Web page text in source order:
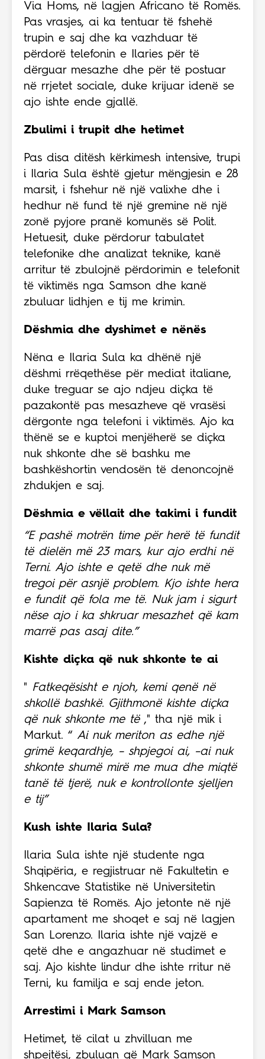
Via Homs, në lagjen Africano të Romës.
Pas vrasjes, ai ka tentuar të fshehë
trupin e saj dhe ka vazhduar të
përdorë telefonin e Ilaries për të
dërguar mesazhe dhe për të postuar
në rrjetet sociale, duke krijuar idenë se
ajo ishte ende gjallë.
Zbulimi i trupit dhe hetimet
Pas disa ditësh kërkimesh intensive, trupi
i Ilaria Sula është gjetur mëngjesin e 28
marsit, i fshehur në një valixhe dhe i
hedhur në fund të një gremine në një
zonë pyjore pranë komunës së Polit.
Hetuesit, duke përdorur tabulatet
telefonike dhe analizat teknike, kanë
arritur të zbulojnë përdorimin e telefonit
të viktimës nga Samson dhe kanë
zbuluar lidhjen e tij me krimin.
Dëshmia dhe dyshimet e nënës
Nëna e Ilaria Sula ka dhënë një
dëshmi rrëqethëse për mediat italiane,
duke treguar se ajo ndjeu diçka të
pazakontë pas mesazheve që vrasësi
dërgonte nga telefoni i viktimës. Ajo ka
thënë se e kuptoi menjëherë se diçka
nuk shkonte dhe së bashku me
bashkëshortin vendosën të denoncojnë
zhdukjen e saj.
Dëshmia e vëllait dhe takimi i fundit
“E pashë motrën time për herë të fundit
të dielën më 23 mars, kur ajo erdhi në
Terni. Ajo ishte e qetë dhe nuk më
tregoi për asnjë problem. Kjo ishte hera
e fundit që fola me të. Nuk jam i sigurt
nëse ajo i ka shkruar mesazhet që kam
marrë pas asaj dite.”
Kishte diçka që nuk shkonte te ai
" Fatkeqësisht e njoh, kemi qenë në
shkollë bashkë. Gjithmonë kishte diçka
që nuk shkonte me të," tha një mik i
Markut. “ Ai nuk meriton as edhe një
grimë keqardhje, – shpjegoi ai, –ai nuk
shkonte shumë mirë me mua dhe miqtë
tanë të tjerë, nuk e kontrollonte sjelljen
e tij”
Kush ishte Ilaria Sula?
Ilaria Sula ishte një studente nga
Shqipëria, e regjistruar në Fakultetin e
Shkencave Statistike në Universitetin
Sapienza të Romës. Ajo jetonte në një
apartament me shoqet e saj në lagjen
San Lorenzo. Ilaria ishte një vajzë e
qetë dhe e angazhuar në studimet e
saj. Ajo kishte lindur dhe ishte rritur në
Terni, ku familja e saj ende jeton.
Arrestimi i Mark Samson
Hetimet, të cilat u zhvilluan me
shpejtësi, zbuluan që Mark Samson